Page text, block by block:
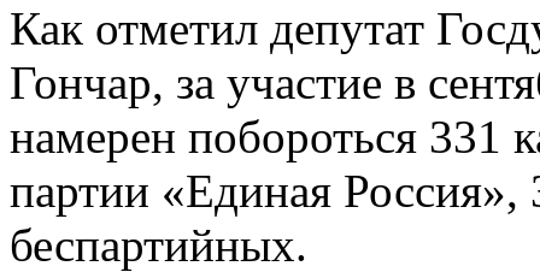
Как отметил депутат
Гончар, за участие в
намерен побороться 331
партии «Единая Россия»,
беспартийных.